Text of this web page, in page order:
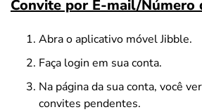
Convite por E-mail/Número
Abra o aplicativo móvel Jibble.
Faça login em sua conta.
Na página da sua conta, você
convites pendentes.